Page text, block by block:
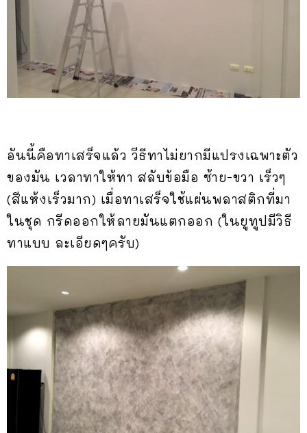
อันนี้คือทาเสร็จแล้ว วีธีทาไม่ยากมีแปรงเฉพาะตัว
ของมัน เวลาทาให้ทา สลับข้อมือ ซ้าย-ขวา เร็วๆ
(สีแห้งเร็วมาก) เมื่อทาเสร็จใช้แผ่นพลาสติกที่มา
ในชุด กรีดออกให้ลายมันแตกออก (ในยูทูปมีวิธี
ทาแบบ ละเอียดๆครับ)